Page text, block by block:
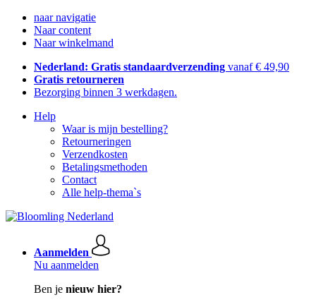
naar navigatie
Naar content
Naar winkelmand
Nederland: Gratis standaardverzending vanaf € 49,90
Gratis retourneren
Bezorging binnen 3 werkdagen.
Help
Waar is mijn bestelling?
Retourneringen
Verzendkosten
Betalingsmethoden
Contact
Alle help-thema`s
Aanmelden
Nu aanmelden
Ben je nieuw hier?